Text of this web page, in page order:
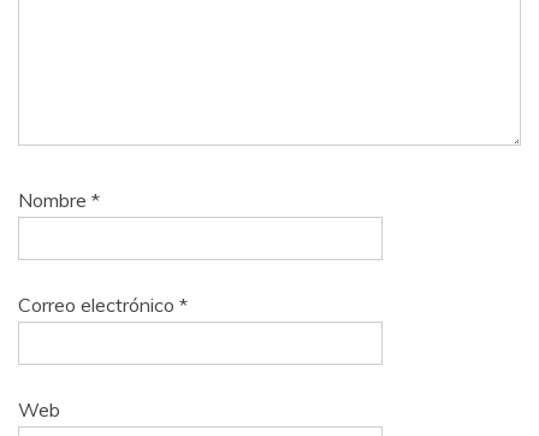
Nombre *
Correo electrónico *
Web